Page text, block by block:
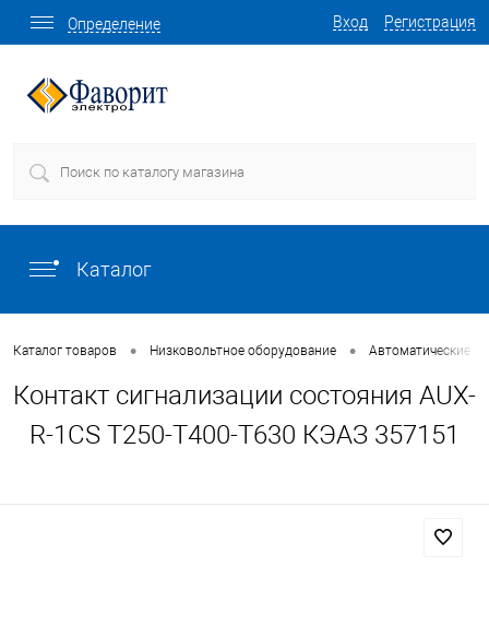
Вход Регистрация
Определение
Каталог
Каталог товаров • Низковольтное оборудование • Автоматические
Контакт сигнализации состояния AUX-
R-1CS T250-T400-T630 КЭАЗ 357151